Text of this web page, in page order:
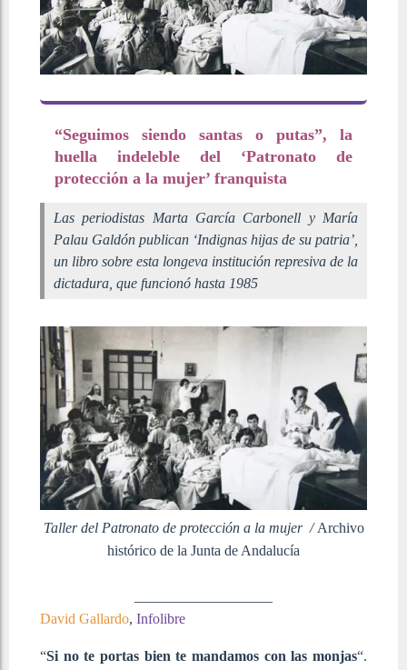
“Seguimos siendo santas o putas”, la
huella indeleble del ‘Patronato de
protección a la mujer’ franquista
Las periodistas Marta García Carbonell y María
Palau Galdón publican ‘Indignas hijas de su patria’,
un libro sobre esta longeva institución represiva de la
dictadura, que funcionó hasta 1985
Taller del Patronato de protección a la mujer /Archivo
histórico de la Junta de Andalucía
David Gallardo, Infolibre
“Si no te portas bien te mandamos con las monjas“.